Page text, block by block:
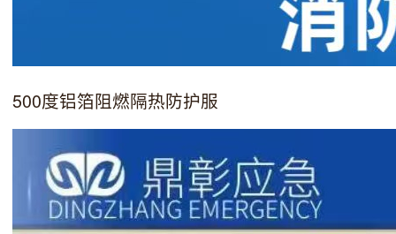
500度铝箔阻燃隔热防护服